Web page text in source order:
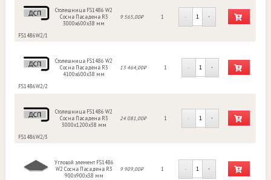
FS1486W2/1
Столешница FS1486 W2
Сосна Пасадена R3
3000х600х38 мм
9 565,00₽ 1 - +
FS1486W2/2
Столешница FS1486 W2
Сосна Пасадена R3
4100х600х38 мм
13 464,00₽ 1 - +
FS1486W2/3
Столешница FS1486 W2
Сосна Пасадена R3
3000х1200х38 мм
24 081,00₽ 1 - +
Угловой элемент FS1486
W2 Сосна Пасадена R3
900х900х38 мм
9 909,00₽ 1 - +